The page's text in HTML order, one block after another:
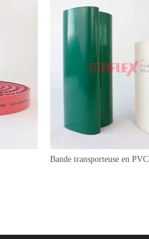
Bande transporteuse en PVC